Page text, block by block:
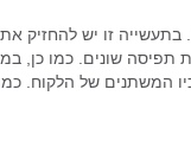
בתעשייה זו יש להחזיק
תפיסה שונים. כמו
המשתנים של הלקוח.